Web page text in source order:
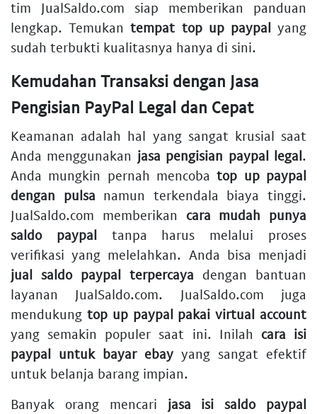
tim JualSaldo.com siap memberikan panduan
lengkap. Temukantempat top up paypalyang
sudah terbukti kualitasnya hanya di sini.
Kemudahan Transaksi dengan Jasa
Pengisian PayPal Legal dan Cepat
Keamanan adalah hal yang sangat krusial saat
Anda menggunakan jasa pengisian paypal legal.
Anda mungkin pernah mencobatop up paypal
dengan pulsa namun terkendala biaya tinggi.
JualSaldo.com memberikan cara mudah punya
saldo paypaltanpa harus melalui proses
verifikasi yang melelahkan. Anda bisa menjadi
jual saldo paypal terpercaya dengan bantuan
layanan JualSaldo.com. JualSaldo.com juga
mendukung top up paypal pakai virtual account
yang semakin populer saat ini. Inilah cara isi
paypal untuk bayar ebay yang sangat efektif
untuk belanja barang impian.
Banyak orang mencari jasa isi saldo paypal